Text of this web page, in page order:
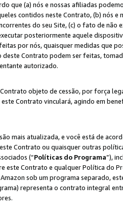
que (a) nós e nossas afiliadas
contidos neste Contrato, (b) nós
do seu Site, (c) o fato de
posteriormente aquele
por nós, quaisquer medidas que
Contrato podem ser feitas,
autorizado.
objeto de cessão, por força
Contrato vinculará, agindo em
mais atualizada, e você está de
Contrato ou quaisquer outras
(“Políticas do Programa”),
este Contrato e qualquer Política do
sob um programa separado,
representa o contrato integral